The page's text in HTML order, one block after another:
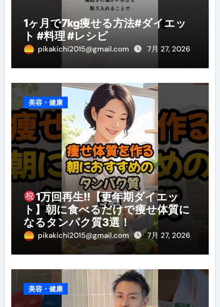
1ヶ月で7kg痩せる方法#ダイエッ
ト #料理 #レシピ
pikakichi2015@gmail.com 7月 27, 2026
美容・健康
1万回再生!!【更年期ダイエッ
ト】朝に食べるだけで痩せ体質に
なるタンパク質3選！
pikakichi2015@gmail.com 7月 27, 2026
美容・健康